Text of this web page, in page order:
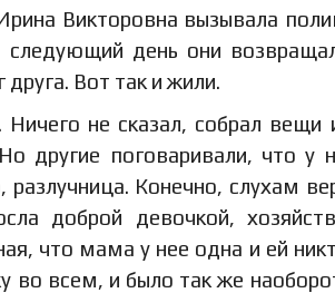
Викторовна вызывала
следующий день они
Вот так и жили.
не сказал, собрал вещи
другие поговаривали, что у
Конечно, слухам
доброй девочкой,
что мама у нее одна и ей
всем, и было так же